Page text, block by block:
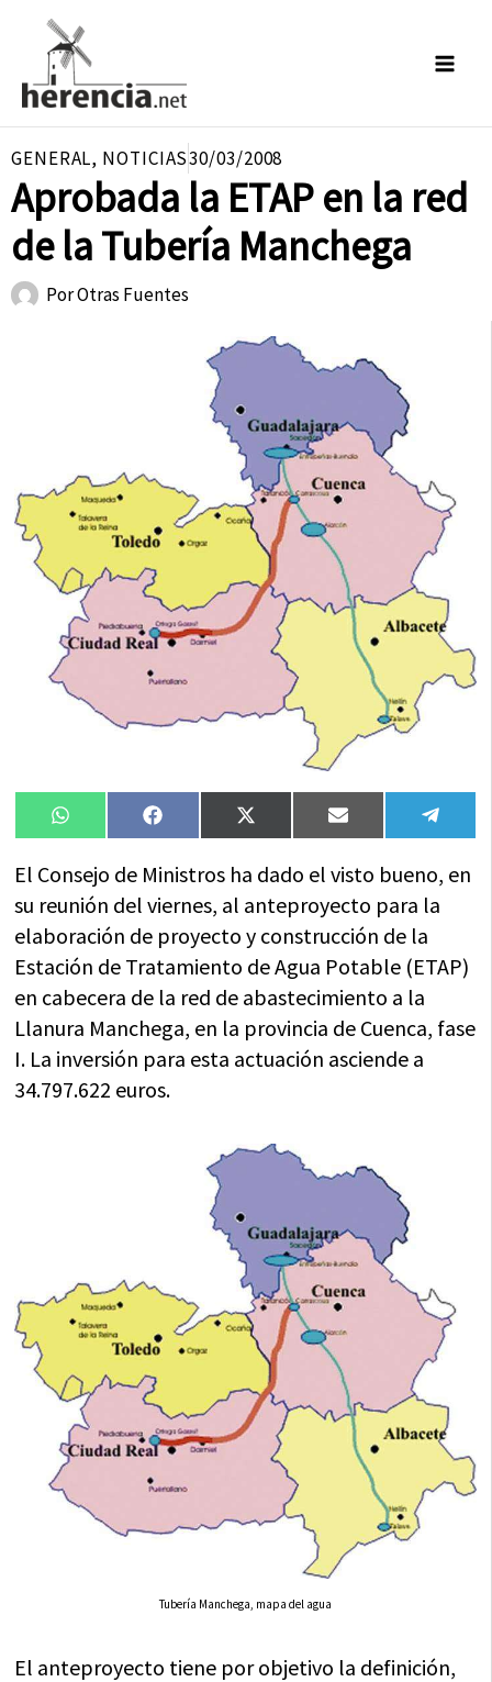
contenido
GENERAL, NOTICIAS30/03/2008
Aprobada la ETAP en la red
de la Tubería Manchega
PorOtras Fuentes
Compartir
en
WhatsAppCompartir
en
FacebookCompartir
en
X
(Twitter)
Compartir
en
Email
en
El Consejo de Ministros ha dado el visto bueno, en
su reunión del viernes, al anteproyecto para la
elaboración de proyecto y construcción de la
Estación de Tratamiento de Agua Potable (ETAP)
en cabecera de la red de abastecimiento a la
Llanura Manchega, en la provincia de Cuenca, fase
I. La inversión para esta actuación asciende a
34.797.622 euros.
Tubería Manchega, mapa del agua
El anteproyecto tiene por objetivo la definición,